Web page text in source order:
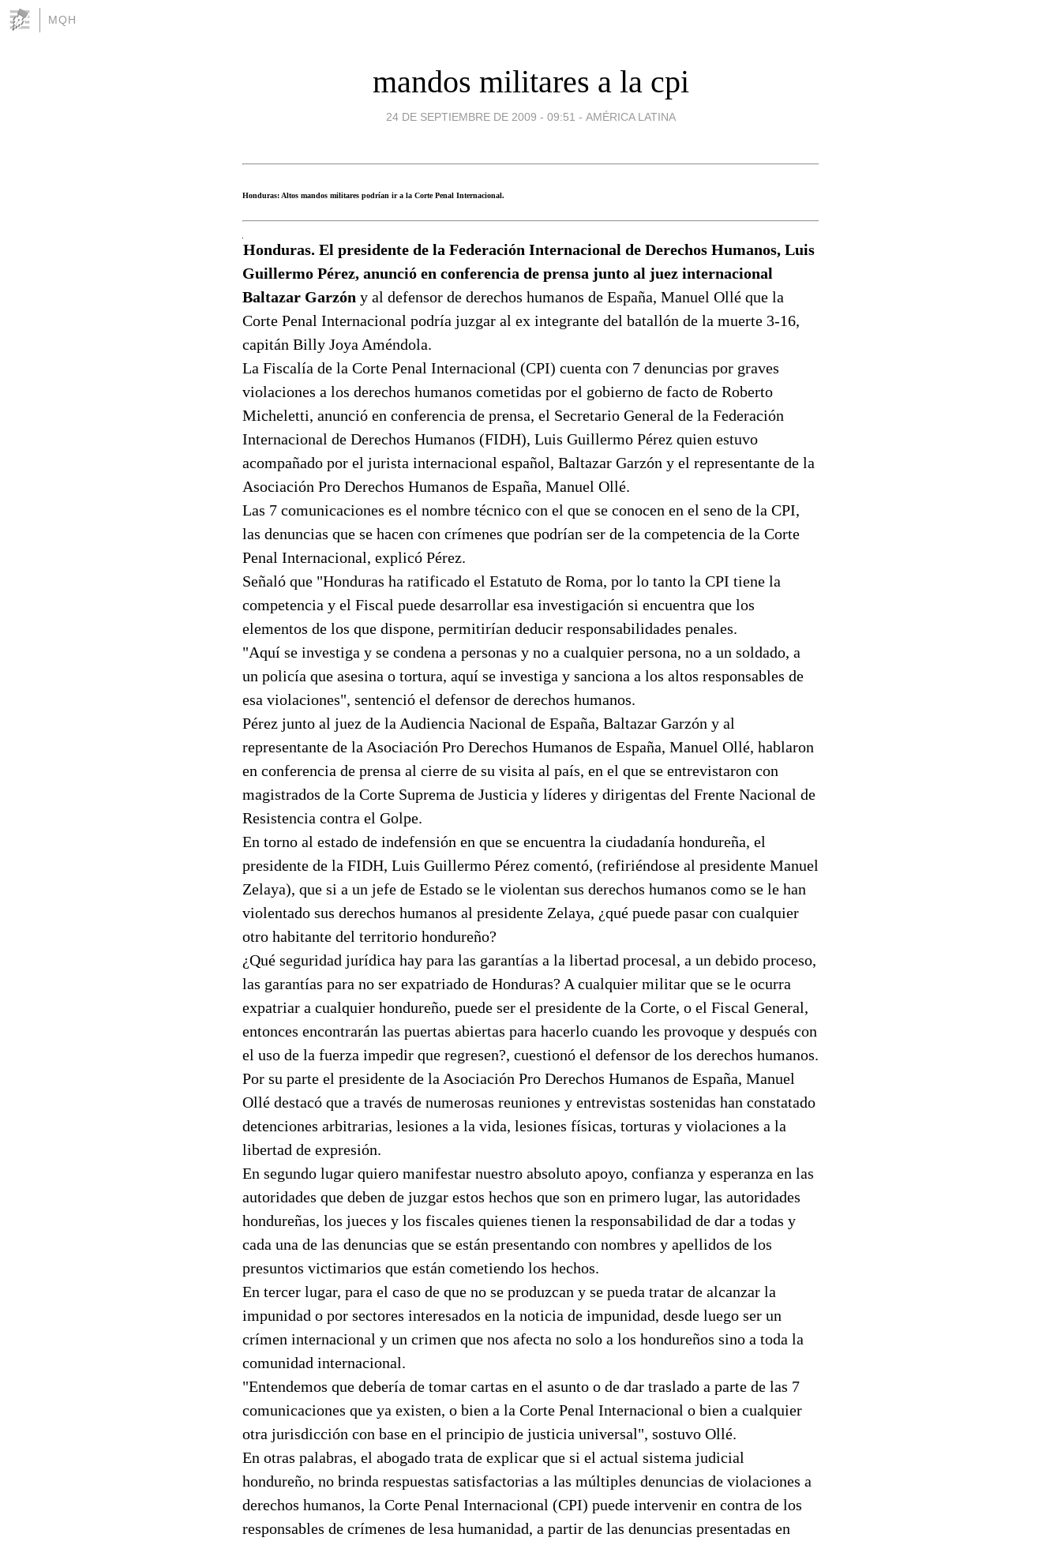
MQH
mandos militares a la cpi
24 DE SEPTIEMBRE DE 2009 - 09:51 - AMÉRICA LATINA
Honduras: Altos mandos militares podrían ir a la Corte Penal Internacional.
Honduras. El presidente de la Federación Internacional de Derechos Humanos, Luis
Guillermo Pérez, anunció en conferencia de prensa junto al juez internacional
Baltazar Garzón y al defensor de derechos humanos de España, Manuel Ollé que la
Corte Penal Internacional podría juzgar al ex integrante del batallón de la muerte 3-16,
capitán Billy Joya Améndola.
La Fiscalía de la Corte Penal Internacional (CPI) cuenta con 7 denuncias por graves
violaciones a los derechos humanos cometidas por el gobierno de facto de Roberto
Micheletti, anunció en conferencia de prensa, el Secretario General de la Federación
Internacional de Derechos Humanos (FIDH), Luis Guillermo Pérez quien estuvo
acompañado por el jurista internacional español, Baltazar Garzón y el representante de la
Asociación Pro Derechos Humanos de España, Manuel Ollé.
Las 7 comunicaciones es el nombre técnico con el que se conocen en el seno de la CPI,
las denuncias que se hacen con crímenes que podrían ser de la competencia de la Corte
Penal Internacional, explicó Pérez.
Señaló que "Honduras ha ratificado el Estatuto de Roma, por lo tanto la CPI tiene la
competencia y el Fiscal puede desarrollar esa investigación si encuentra que los
elementos de los que dispone, permitirían deducir responsabilidades penales.
"Aquí se investiga y se condena a personas y no a cualquier persona, no a un soldado, a
un policía que asesina o tortura, aquí se investiga y sanciona a los altos responsables de
esa violaciones", sentenció el defensor de derechos humanos.
Pérez junto al juez de la Audiencia Nacional de España, Baltazar Garzón y al
representante de la Asociación Pro Derechos Humanos de España, Manuel Ollé, hablaron
en conferencia de prensa al cierre de su visita al país, en el que se entrevistaron con
magistrados de la Corte Suprema de Justicia y líderes y dirigentas del Frente Nacional de
Resistencia contra el Golpe.
En torno al estado de indefensión en que se encuentra la ciudadanía hondureña, el
presidente de la FIDH, Luis Guillermo Pérez comentó, (refiriéndose al presidente Manuel
Zelaya), que si a un jefe de Estado se le violentan sus derechos humanos como se le han
violentado sus derechos humanos al presidente Zelaya, ¿qué puede pasar con cualquier
otro habitante del territorio hondureño?
¿Qué seguridad jurídica hay para las garantías a la libertad procesal, a un debido proceso,
las garantías para no ser expatriado de Honduras? A cualquier militar que se le ocurra
expatriar a cualquier hondureño, puede ser el presidente de la Corte, o el Fiscal General,
entonces encontrarán las puertas abiertas para hacerlo cuando les provoque y después con
el uso de la fuerza impedir que regresen?, cuestionó el defensor de los derechos humanos.
Por su parte el presidente de la Asociación Pro Derechos Humanos de España, Manuel
Ollé destacó que a través de numerosas reuniones y entrevistas sostenidas han constatado
detenciones arbitrarias, lesiones a la vida, lesiones físicas, torturas y violaciones a la
libertad de expresión.
En segundo lugar quiero manifestar nuestro absoluto apoyo, confianza y esperanza en las
autoridades que deben de juzgar estos hechos que son en primero lugar, las autoridades
hondureñas, los jueces y los fiscales quienes tienen la responsabilidad de dar a todas y
cada una de las denuncias que se están presentando con nombres y apellidos de los
presuntos victimarios que están cometiendo los hechos.
En tercer lugar, para el caso de que no se produzcan y se pueda tratar de alcanzar la
impunidad o por sectores interesados en la noticia de impunidad, desde luego ser un
crímen internacional y un crimen que nos afecta no solo a los hondureños sino a toda la
comunidad internacional.
"Entendemos que debería de tomar cartas en el asunto o de dar traslado a parte de las 7
comunicaciones que ya existen, o bien a la Corte Penal Internacional o bien a cualquier
otra jurisdicción con base en el principio de justicia universal", sostuvo Ollé.
En otras palabras, el abogado trata de explicar que si el actual sistema judicial
hondureño, no brinda respuestas satisfactorias a las múltiples denuncias de violaciones a
derechos humanos, la Corte Penal Internacional (CPI) puede intervenir en contra de los
responsables de crímenes de lesa humanidad, a partir de las denuncias presentadas en